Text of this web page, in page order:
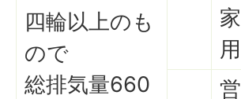
四輪以上のも
ので
総排気量660
家
用
営